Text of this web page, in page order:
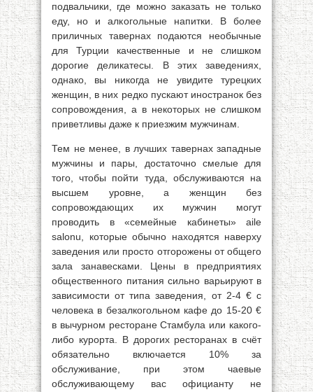
подвальчики, где можно заказать не только
еду, но и алкогольные напитки. В более
приличных тавернах подаются необычные
для Турции качественные и не слишком
дорогие деликатесы. В этих заведениях,
однако, вы никогда не увидите турецких
женщин, в них редко пускают иностранок без
сопровождения, а в некоторых не слишком
приветливы даже к приезжим мужчинам.
Тем не менее, в лучших тавернах западные
мужчины и пары, достаточно смелые для
того, чтобы пойти туда, обслуживаются на
высшем уровне, а женщин без
сопровождающих их мужчин могут
проводить в «семейные кабинеты» aile
salonu, которые обычно находятся наверху
заведения или просто отгорожены от общего
зала занавесками. Цены в предприятиях
общественного питания сильно варьируют в
зависимости от типа заведения, от 2-4 € с
человека в безалкогольном кафе до 15-20 €
в вычурном ресторане Стамбула или какого-
либо курорта. В дорогих ресторанах в счёт
обязательно включается 10% за
обслуживание, при этом чаевые
обслуживающему вас официанту не